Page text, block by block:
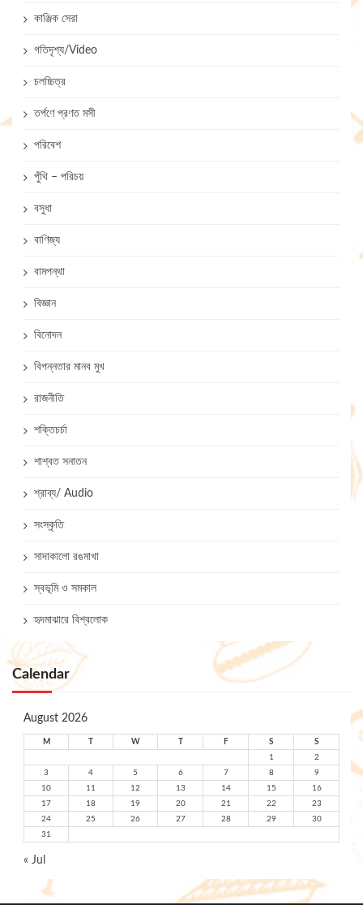
কাঞ্জিক সেরা
গতিদৃশ্য/Video
চলচ্চিত্র
তর্পণে প্রণত মসী
পরিবেশ
পুঁথি – পরিচয়
বসুধা
বাণিজ্য
বামপন্থা
বিজ্ঞান
বিনোদন
বিপন্নতার মানব মুখ
রাজনীতি
শক্তিচর্চা
শাশ্বত সনাতন
শ্রাব্য/ Audio
সংস্কৃতি
সাদাকালো রঙমাখা
স্বভূমি ও সমকাল
হৃদমাঝারে বিশ্বলোক
Calendar
August 2026
M W F S
S
1
2
3
4 5 6 7 8
9
10
11 12 13 14 15
16
17
18 19 20 21 22
23
24
25 26 27 28 29
30
31
« Jul